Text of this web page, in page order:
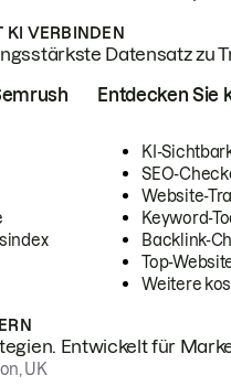
VERBINDEN
Datensatz zu
Entdecken Sie
KI-
SEO-
Website-
Keyword-
Backlink-
Top-
Weitere
Entwickelt für
UK